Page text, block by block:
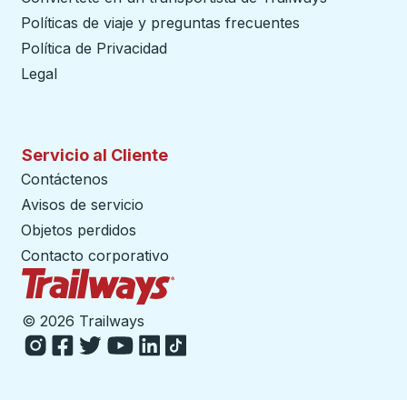
Políticas de viaje y preguntas frecuentes
Política de Privacidad
Legal
Servicio al Cliente
Contáctenos
Avisos de servicio
Objetos perdidos
Contacto corporativo
© 2026 Trailways